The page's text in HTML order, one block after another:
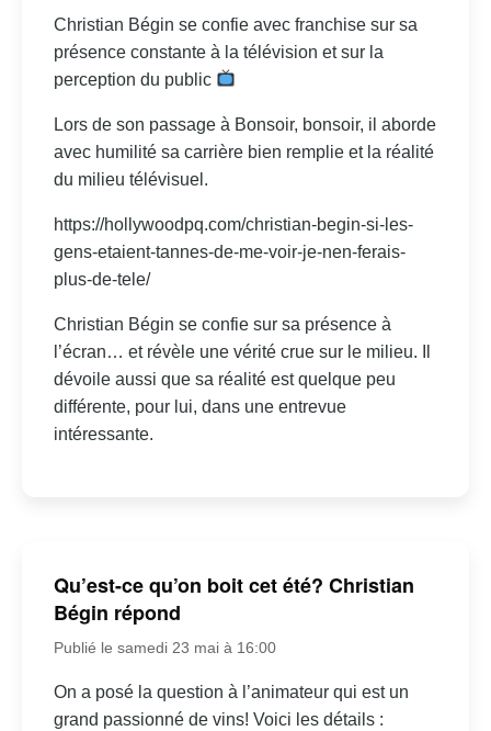
Christian Bégin se confie avec franchise sur sa
présence constante à la télévision et sur la
perception du public
Lors de son passage à Bonsoir, bonsoir, il aborde
avec humilité sa carrière bien remplie et la réalité
du milieu télévisuel.
https://hollywoodpq.com/christian-begin-si-les-
gens-etaient-tannes-de-me-voir-je-nen-ferais-
plus-de-tele/
Christian Bégin se confie sur sa présence à
l’écran… et révèle une vérité crue sur le milieu. Il
dévoile aussi que sa réalité est quelque peu
différente, pour lui, dans une entrevue
intéressante.
Qu’est-ce qu’on boit cet été? Christian
Bégin répond
Publié le samedi 23 mai à 16:00
On a posé la question à l’animateur qui est un
grand passionné de vins! Voici les détails :